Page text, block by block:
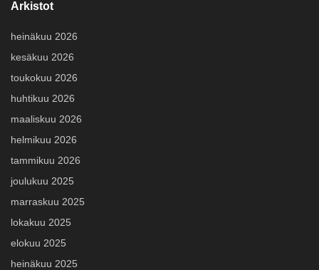
Arkistot
heinäkuu 2026
kesäkuu 2026
toukokuu 2026
huhtikuu 2026
maaliskuu 2026
helmikuu 2026
tammikuu 2026
joulukuu 2025
marraskuu 2025
lokakuu 2025
elokuu 2025
heinäkuu 2025